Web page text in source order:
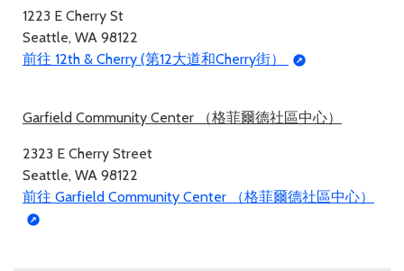
1223 E Cherry St
Seattle, WA 98122
前往 12th & Cherry (第12大道和Cherry街）
Garfield Community Center （格菲爾德社區中心）
2323 E Cherry Street
Seattle, WA 98122
前往 Garfield Community Center （格菲爾德社區中心）